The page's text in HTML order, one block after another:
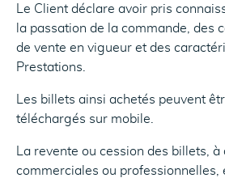
Le Client déclare avoir pris
la passation de la commande, des
de vente en vigueur et des
Prestations.
Les billets ainsi achetés peuvent
téléchargés sur mobile.
La revente ou cession des billets, à
commerciales ou professionnelles,